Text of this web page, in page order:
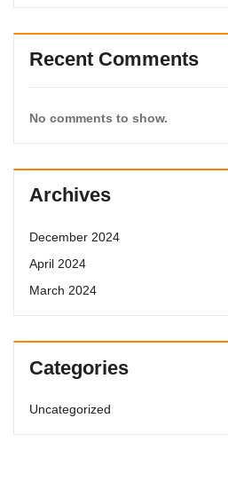
Recent Comments
No comments to show.
Archives
December 2024
April 2024
March 2024
Categories
Uncategorized